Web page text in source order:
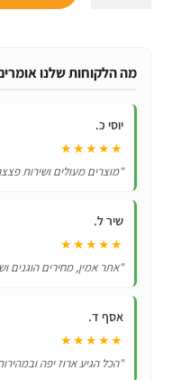
סוללה
גלקסי
עוצמתית
של
5000mAh
מה הלקוחות שלנו
יוסי כ.
★★★★★
"מוצרים מעולים ושירות
שיר ל.
★★★★★
"אתר אמין, מחירים הוגנים
אסף ד.
★★★★★
"הכל הגיע ארוז יפה